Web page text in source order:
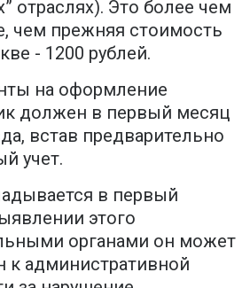
отраслях). Это более чем
чем прежняя стоимость
- 1200 рублей.
на оформление
должен в первый месяц
встав предварительно
учет.
в первый
этого
органами он может
к административной